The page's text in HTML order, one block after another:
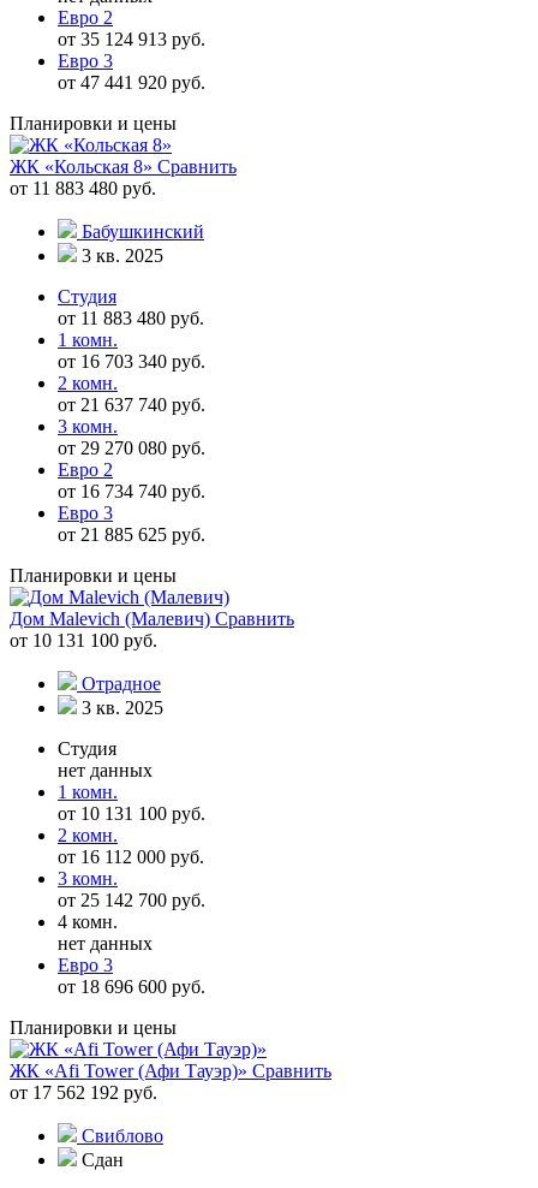
Евро 2
от 35 124 913 руб.
Евро 3
от 47 441 920 руб.
Планировки и цены
ЖК «Кольская 8» Сравнить
от 11 883 480 руб.
Бабушкинский
3 кв. 2025
Студия
от 11 883 480 руб.
1 комн.
от 16 703 340 руб.
2 комн.
от 21 637 740 руб.
3 комн.
от 29 270 080 руб.
Евро 2
от 16 734 740 руб.
Евро 3
от 21 885 625 руб.
Планировки и цены
Дом Malevich (Малевич) Сравнить
от 10 131 100 руб.
Отрадное
3 кв. 2025
Студия
нет данных
1 комн.
от 10 131 100 руб.
2 комн.
от 16 112 000 руб.
3 комн.
от 25 142 700 руб.
4 комн.
нет данных
Евро 3
от 18 696 600 руб.
Планировки и цены
ЖК «Afi Tower (Афи Тауэр)» Сравнить
от 17 562 192 руб.
Свиблово
Сдан